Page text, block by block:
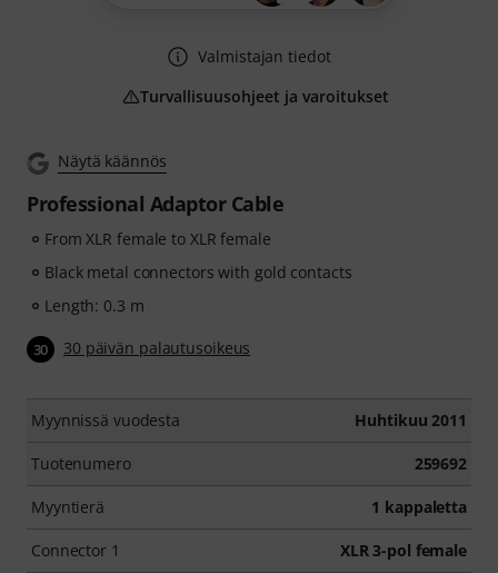
Näytä käännös
Professional Adaptor Cable
From XLR female to XLR female
Black metal connectors with gold contacts
Length: 0.3 m
30 30 päivän palautusoikeus
Myynnissä vuodesta Huhtikuu 2011
Tuotenumero 259692
Myyntierä 1 kappaletta
Connector 1 XLR 3-pol female
Valmistajan tiedot
Turvallisuusohjeet ja varoitukset